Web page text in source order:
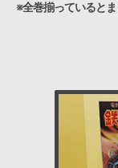
※全巻揃っているとま